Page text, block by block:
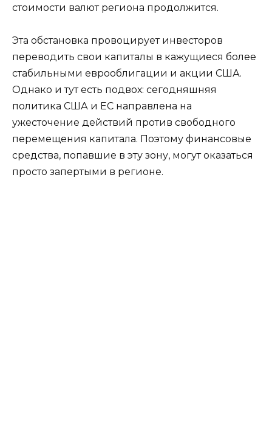
стоимости валют региона продолжится.
Эта обстановка провоцирует инвесторов
переводить свои капиталы в кажущиеся более
стабильными еврооблигации и акции США.
Однако и тут есть подвох: сегодняшняя
политика США и ЕС направлена на
ужесточение действий против свободного
перемещения капитала. Поэтому финансовые
средства, попавшие в эту зону, могут оказаться
просто запертыми в регионе.